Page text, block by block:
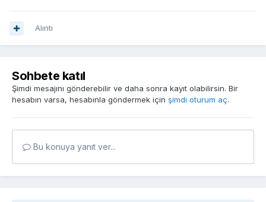
Alıntı
Sohbete katıl
Şimdi mesajını gönderebilir ve daha sonra kayıt olabilirsin. Bir
hesabın varsa, hesabınla göndermek için şimdi oturum aç.
Bu konuya yanıt ver...